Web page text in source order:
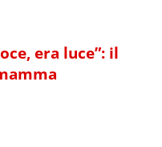
era luce”: il